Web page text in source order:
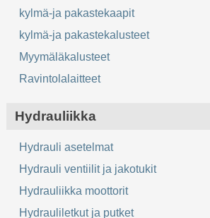
kylmä-ja pakastekaapit
kylmä-ja pakastekalusteet
Myymäläkalusteet
Ravintolalaitteet
Hydrauliikka
Hydrauli asetelmat
Hydrauli ventiilit ja jakotukit
Hydrauliikka moottorit
Hydrauliletkut ja putket